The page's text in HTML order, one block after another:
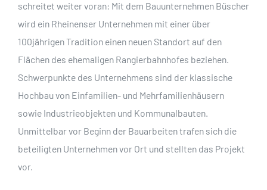
schreitet weiter voran: Mit dem Bauunternehmen Büscher
wird ein Rheinenser Unternehmen mit einer über
100jährigen Tradition einen neuen Standort auf den
Flächen des ehemaligen Rangierbahnhofes beziehen.
Schwerpunkte des Unternehmens sind der klassische
Hochbau von Einfamilien- und Mehrfamilienhäusern
sowie Industrieobjekten und Kommunalbauten.
Unmittelbar vor Beginn der Bauarbeiten trafen sich die
beteiligten Unternehmen vor Ort und stellten das Projekt
vor.